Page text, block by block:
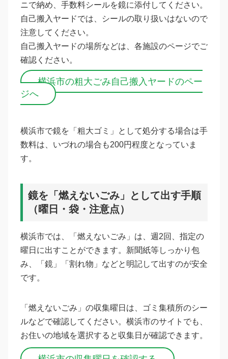
ニで納め、手数料シールを鏡に添付してください。
自己搬入ヤードでは、シールの取り扱いはないので
注意してください。
自己搬入ヤードの場所などは、各施設のページでご
確認ください。
横浜市の粗大ごみ自己搬入ヤードのペー
ジへ
横浜市で鏡を「粗大ゴミ」として処分する場合は手
数料は、いづれの場合も200円程度となっていま
す。
鏡を「燃えないごみ」として出す手順
（曜日・袋・注意点）
横浜市では、「燃えないごみ」は、週2回、指定の
曜日に出すことができます。新聞紙等しっかり包
み、「鏡」「割れ物」などと明記して出すのが安全
です。
「燃えないごみ」の収集曜日は、ゴミ集積所のシー
ルなどで確認してください。横浜市のサイトでも、
お住いの地域を選択すると収集日が確認できます。